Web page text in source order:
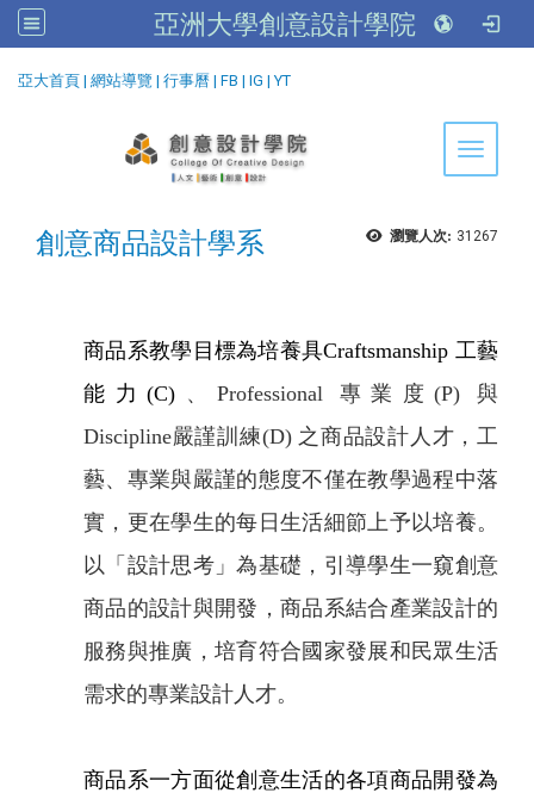
亞洲大學創意設計學院
亞大首頁 | 網站導覽 | 行事曆 | FB | IG | YT
Toggle
瀏覽人次: 31267
創意商品設計學系
商品系教學目標為培養具Craftsmanship 工藝
能力(C) 、Professional 專業度(P) 與
Discipline嚴謹訓練(D) 之商品設計人才，工
藝、專業與嚴謹的態度不僅在教學過程中落
實，更在學生的每日生活細節上予以培養。
以「設計思考」為基礎，引導學生一窺創意
商品的設計與開發，商品系結合產業設計的
服務與推廣，培育符合國家發展和民眾生活
需求的專業設計人才。
商品系一方面從創意生活的各項商品開發為